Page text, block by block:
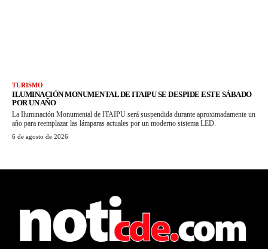
TURISMO
ILUMINACIÓN MONUMENTAL DE ITAIPU SE DESPIDE ESTE SÁBADO
POR UN AÑO
La Iluminación Monumental de ITAIPU será suspendida durante aproximadamente un
año para reemplazar las lámparas actuales por un moderno sistema LED.
6 de agosto de 2026